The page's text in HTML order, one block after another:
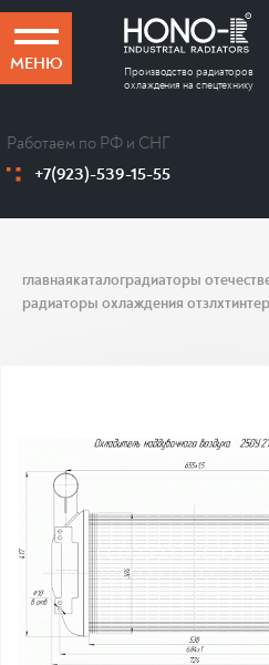
МЕНЮ
Производство радиаторов
охлаждения на спецтехнику
Работаем по РФ и СНГ
+7(923)-539-15-55
главнаякаталоградиаторы
радиаторы охлаждения отзлхт